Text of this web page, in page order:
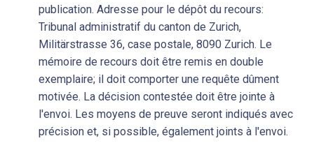
publication. Adresse pour le dépôt du recours:
Tribunal administratif du canton de Zurich,
Militärstrasse 36, case postale, 8090 Zurich. Le
mémoire de recours doit être remis en double
exemplaire; il doit comporter une requête dûment
motivée. La décision contestée doit être jointe à
l'envoi. Les moyens de preuve seront indiqués avec
précision et, si possible, également joints à l'envoi.